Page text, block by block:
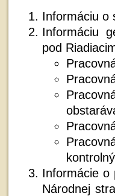
Informáciu o
Informáciu
pod
Informácie o
Národnej